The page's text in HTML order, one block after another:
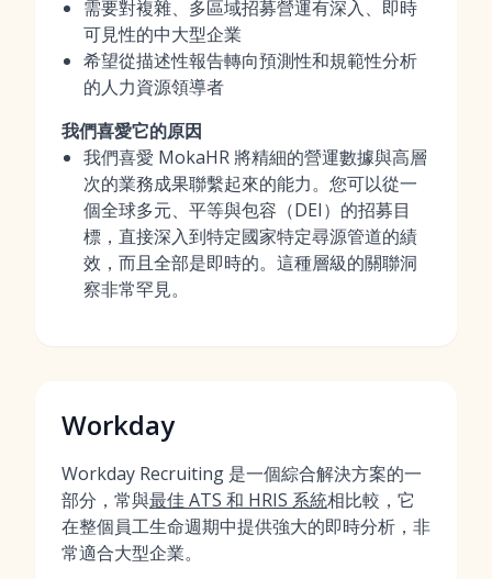
需要對複雜、多區域招募營運有深入、即時
可見性的中大型企業
希望從描述性報告轉向預測性和規範性分析
的人力資源領導者
我們喜愛它的原因
我們喜愛 MokaHR 將精細的營運數據與高層
次的業務成果聯繫起來的能力。您可以從一
個全球多元、平等與包容（DEI）的招募目
標，直接深入到特定國家特定尋源管道的績
效，而且全部是即時的。這種層級的關聯洞
察非常罕見。
Workday
Workday Recruiting 是一個綜合解決方案的一
部分，常與最佳 ATS 和 HRIS 系統相比較，它
在整個員工生命週期中提供強大的即時分析，非
常適合大型企業。